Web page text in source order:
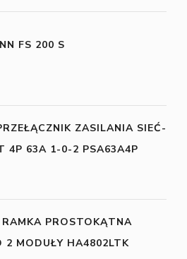
FS 200 S
ZASILANIA SIEĆ-
4P 63A 1-0-2 PSA63A4P
PROSTOKĄTNA
2 MODUŁY HA4802LTK